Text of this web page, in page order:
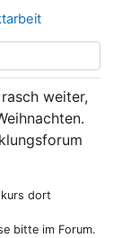
Aufgabe
weiter,
dort
bitte im Forum.